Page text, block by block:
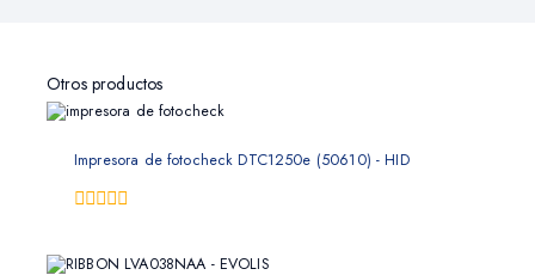
Otros productos
Impresora de fotocheck DTC1250e (50610) - HID
de